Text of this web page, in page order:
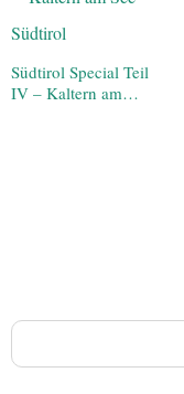
Südtirol Special Teil
IV – Kaltern am…